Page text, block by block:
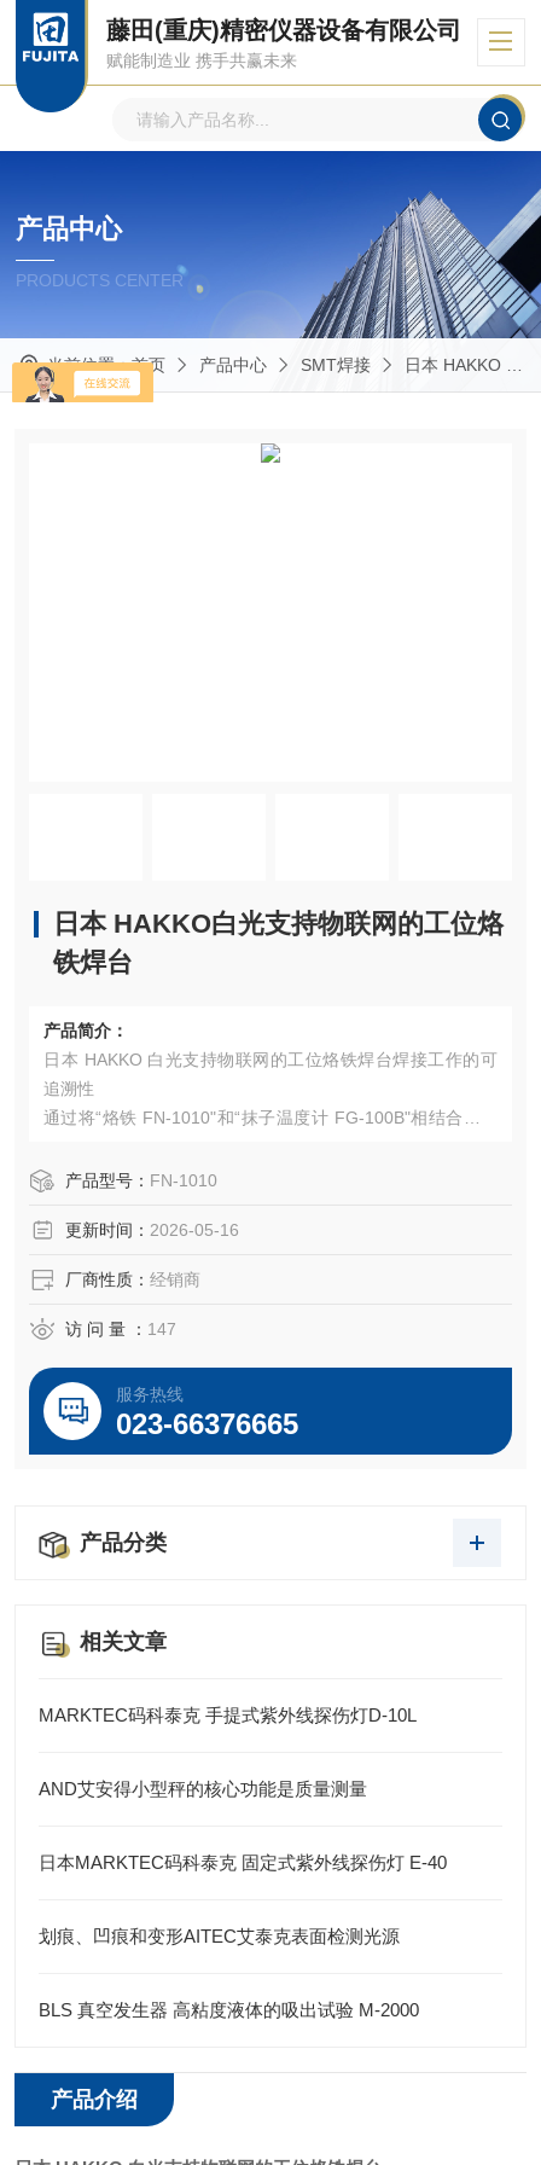
藤田(重庆)精密仪器设备有限公司
赋能制造业 携手共赢未来
产品中心
PRODUCTS CENTER
当前位置：首页 产品中心 SMT焊接 日本 HAKKO 白光
日本 HAKKO白光支持物联网的工位烙
铁焊台
产品简介：
日本 HAKKO 白光支持物联网的工位烙铁焊台焊接工作的可
追溯性
通过将“烙铁 FN-1010"和“抹子温度计 FG-100B"相结合，充
化焊接产品型号： FN-1010
更新时间： 2026-05-16
厂商性质： 经销商
访 问 量 ： 147
服务热线
023-66376665
产品分类
相关文章
MARKTEC码科泰克 手提式紫外线探伤灯D-10L
AND艾安得小型秤的核心功能是质量测量
日本MARKTEC码科泰克 固定式紫外线探伤灯 E-40
划痕、凹痕和变形AITEC艾泰克表面检测光源
BLS 真空发生器 高粘度液体的吸出试验 M-2000
产品介绍